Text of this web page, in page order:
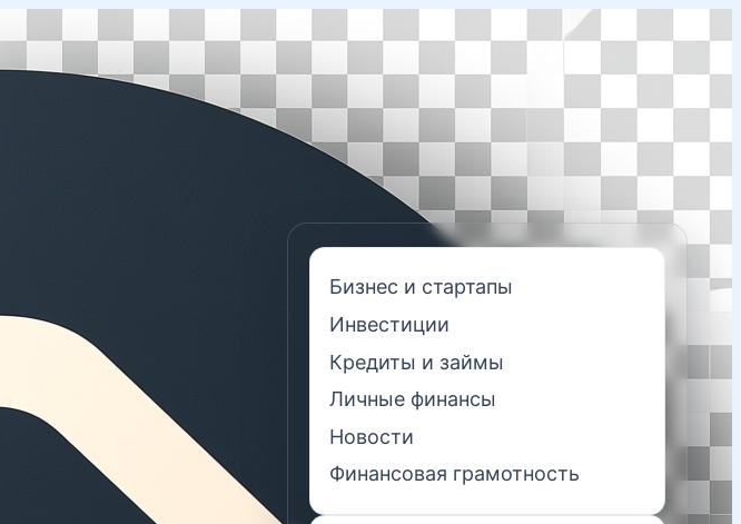
Бизнес и стартапы
Инвестиции
Кредиты и займы
Личные финансы
Новости
Финансовая грамотность